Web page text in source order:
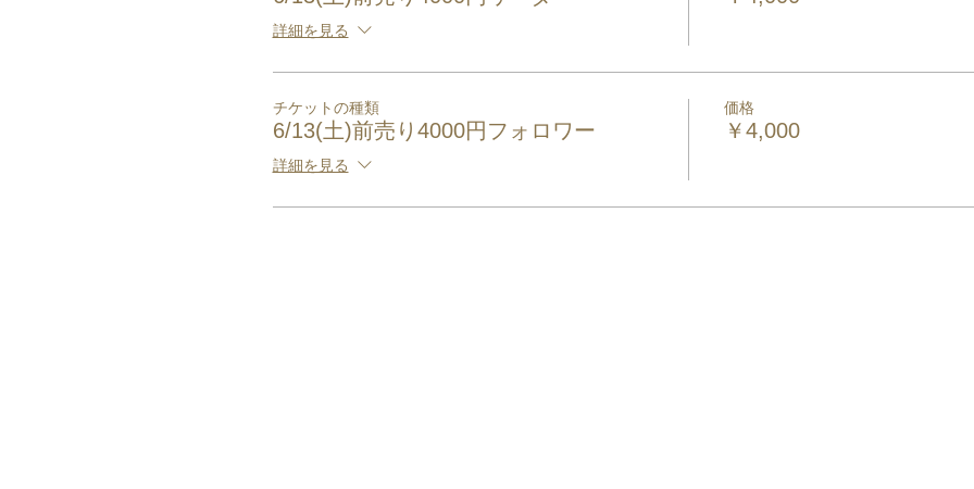
詳細を見る
チケットの種類
6/13(土)前売り4000円フォロワー
詳細を見る
価格
￥4,000